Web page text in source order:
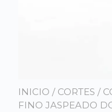
INICIO / CORTES /
FINO JASPEADO